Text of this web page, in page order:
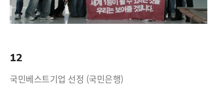
12
국민베스트기업 선정 (국민은행)